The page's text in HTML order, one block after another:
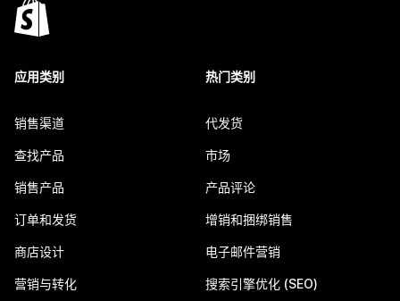
应用类别
销售渠道
查找产品
销售产品
订单和发货
商店设计
营销与转化
热门类别
代发货
市场
产品评论
增销和捆绑销售
电子邮件营销
搜索引擎优化 (SEO)